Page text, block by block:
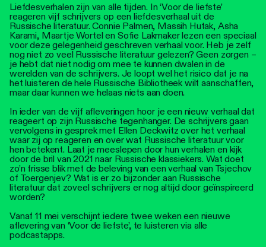
Liefdesverhalen zijn van alle tijden. In ‘Voor de liefste’
reageren vijf schrijvers op een liefdesverhaal uit de
Russische literatuur. Connie Palmen, Massih Hutak, Asha
Karami, Maartje Wortel en Sofie Lakmaker lezen een speciaal
voor deze gelegenheid geschreven verhaal voor. Heb je zelf
nog niet zo veel Russische literatuur gelezen? Geen zorgen –
je hebt dat niet nodig om mee te kunnen dwalen in de
werelden van de schrijvers. Je loopt wel het risico dat je na
het luisteren de hele Russische Bibliotheek wilt aanschaffen,
maar daar kunnen we helaas niets aan doen.
In ieder van de vijf afleveringen hoor je een nieuw verhaal dat
reageert op zijn Russische tegenhanger. De schrijvers gaan
vervolgens in gesprek met Ellen Deckwitz over het verhaal
waar zij op reageren en over wat Russische literatuur voor
hen betekent. Laat je meeslepen door hun verhalen en kijk
door de bril van 2021 naar Russische klassiekers. Wat doet
zo’n frisse blik met de beleving van een verhaal van Tsjechov
of Toergenjev? Wat is er zo bijzonder aan Russische
literatuur dat zoveel schrijvers er nog altijd door geïnspireerd
worden?
Vanaf 11 mei verschijnt iedere twee weken een nieuwe
aflevering van ‘Voor de liefste’, te luisteren via alle
podcastapps.